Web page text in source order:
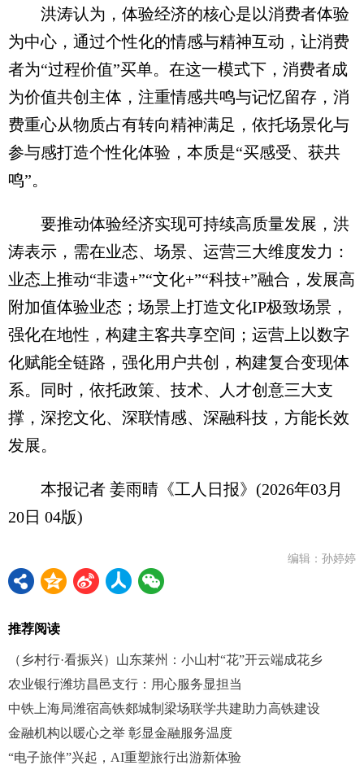
洪涛认为，体验经济的核心是以消费者体验
为中心，通过个性化的情感与精神互动，让消费
者为“过程价值”买单。在这一模式下，消费者成
为价值共创主体，注重情感共鸣与记忆留存，消
费重心从物质占有转向精神满足，依托场景化与
参与感打造个性化体验，本质是“买感受、获共
鸣”。
要推动体验经济实现可持续高质量发展，洪
涛表示，需在业态、场景、运营三大维度发力：
业态上推动“非遗+”“文化+”“科技+”融合，发展高
附加值体验业态；场景上打造文化IP极致场景，
强化在地性，构建主客共享空间；运营上以数字
化赋能全链路，强化用户共创，构建复合变现体
系。同时，依托政策、技术、人才创意三大支
撑，深挖文化、深联情感、深融科技，方能长效
发展。
本报记者 姜雨晴《工人日报》(2026年03月
20日 04版)
编辑：孙婷婷
推荐阅读
（乡村行·看振兴）山东莱州：小山村“花”开云端成花乡
农业银行潍坊昌邑支行：用心服务显担当
中铁上海局潍宿高铁郯城制梁场联学共建助力高铁建设
金融机构以暖心之举 彰显金融服务温度
“电子旅伴”兴起，AI重塑旅行出游新体验